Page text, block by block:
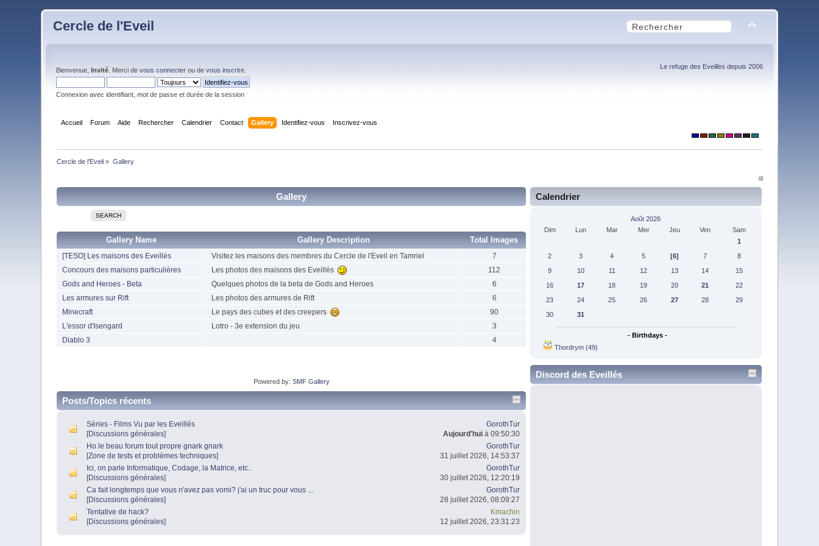
Cercle de l'Eveil
Bienvenue,Invité . Merci devous connecter ou devous inscrire
Connexion avec identifiant, mot de passe et durée de la session
Le refuge des Eveillés depuis 2006
Accueil Forum Aide Rechercher Calendrier Contact Gallery Identifiez-vous Inscrivez-vous
Cercle de l'Eveil » Gallery
Gallery
SEARCH
Gallery Name Gallery Description Total Images
[TESO] Les maisons des Eveillés Visitez les maisons des membres du Cercle de l'Eveil en Tamriel
7
Concours des maisons particulières
Les photos des maisons des Eveillés
112
Gods and Heroes - Beta
Quelques photos de la beta de Gods and Heroes
6
Les armures sur Rift
Les photos des armures de Rift
6
Minecraft
Le pays des cubes et des creepers
90
L'essor d'Isengard
Lotro - 3e extension du jeu
3
Diablo 3
4
Powered by: SMF Gallery
Posts/Topics récents
Séries - Films Vu par les Eveillés
[Discussions générales]
GorothTur
Aujourd'hui à 09:50:30
Ho le beau forum tout propre gnark gnark
[Zone de tests et problèmes techniques]
GorothTur
31 juillet 2026, 14:53:37
Ici, on parle Informatique, Codage, la Matrice, etc..
[Discussions générales]
GorothTur
30 juillet 2026, 12:20:19
Ca fait longtemps que vous n'avez pas vomi? j'ai un truc pour vous ...
[Discussions générales]
GorothTur
28 juillet 2026, 08:09:27
Tentative de hack?
[Discussions générales]
Kmachin
12 juillet 2026, 23:31:23
Calendrier
Août 2026
Dim
Lun Mar Mer Jeu Ven
Sam
1
2
3 4 5 [6] 7
8
9
10 11 12 13 14
15
16
17 18 19 20 21
22
23
24 25 26 27 28
29
30
31
- Birthdays -
Thordrym (49)
Discord des Eveillés